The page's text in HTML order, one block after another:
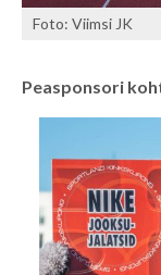
Foto: Viimsi JK
Peasponsori